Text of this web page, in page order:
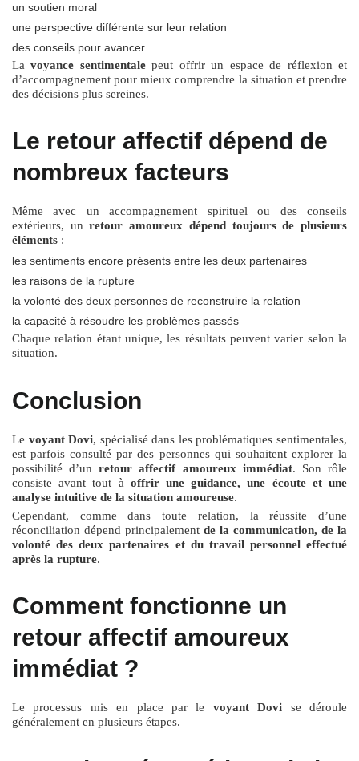
un soutien moral
une perspective différente sur leur relation
des conseils pour avancer
Lavoyance sentimentalepeut offrir un espace de réflexion et
d’accompagnement pour mieux comprendre la situation et prendre
des décisions plus sereines.
Le retour affectif dépend de
nombreux facteurs
Même avec un accompagnement spirituel ou des conseils
extérieurs, unretour amoureux dépend toujours de plusieurs
éléments :
les sentiments encore présents entre les deux partenaires
les raisons de la rupture
la volonté des deux personnes de reconstruire la relation
la capacité à résoudre les problèmes passés
Chaque relation étant unique, les résultats peuvent varier selon la
situation.
Conclusion
Le voyant Dovi, spécialisé dans les problématiques sentimentales,
est parfois consulté par des personnes qui souhaitent explorer la
possibilité d’unretour affectif amoureux immédiat. Son rôle
consiste avant tout à offrir une guidance, une écoute et une
analyse intuitive de la situation amoureuse.
Cependant, comme dans toute relation, la réussite d’une
réconciliation dépend principalement de la communication, de la
volonté des deux partenaires et du travail personnel effectué
après la rupture.
Comment fonctionne un
retour affectif amoureux
immédiat ?
Le processus mis en place par le voyant Dovi se déroule
généralement en plusieurs étapes.